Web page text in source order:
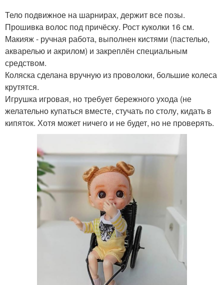
Тело подвижное на шарнирах, держит все позы.
Прошивка волос под причёску. Рост куколки 16 см.
Макияж - ручная работа, выполнен кистями (пастелью,
акварелью и акрилом) и закреплён специальным
средством.
Коляска сделана вручную из проволоки, большие колеса
крутятся.
Игрушка игровая, но требует бережного ухода (не
желательно купаться вместе, стучать по столу, кидать в
кипяток. Хотя может ничего и не будет, но не проверять.